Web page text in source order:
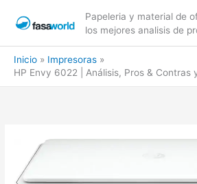
Papeleria y material de
los mejores analisis de
Inicio
Impresoras
HP Envy 6022 | Análisis, Pros & Contras